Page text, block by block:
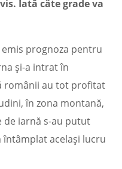
Iată câte grade va
prognoza pentru
și-a intrat în
românii au tot profitat
în zona montană,
iarnă s-au putut
întâmplat același lucru